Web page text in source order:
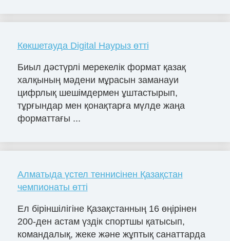
Көкшетауда Digital Наурыз өтті
Биыл дәстүрлі мерекелік формат қазақ
халқының мәдени мұрасын заманауи
цифрлық шешімдермен ұштастырып,
тұрғындар мен қонақтарға мүлде жаңа
форматтағы ...
Алматыда үстел теннисінен Қазақстан
чемпионаты өтті
Ел біріншілігіне Қазақстанның 16 өңірінен
200-ден астам үздік спортшы қатысып,
командалық, жеке және жұптық санаттарда